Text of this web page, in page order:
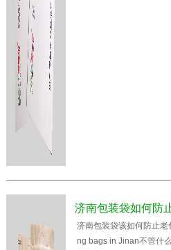
济南包装袋如何防
济南包装袋该如何防止
ng bags in Jinan不管什